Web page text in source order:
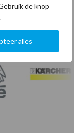
de knop
alles
groei.